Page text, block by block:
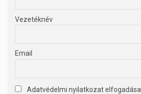
Vezetéknév
Email
Adatvédelmi nyilatkozat elfogadása